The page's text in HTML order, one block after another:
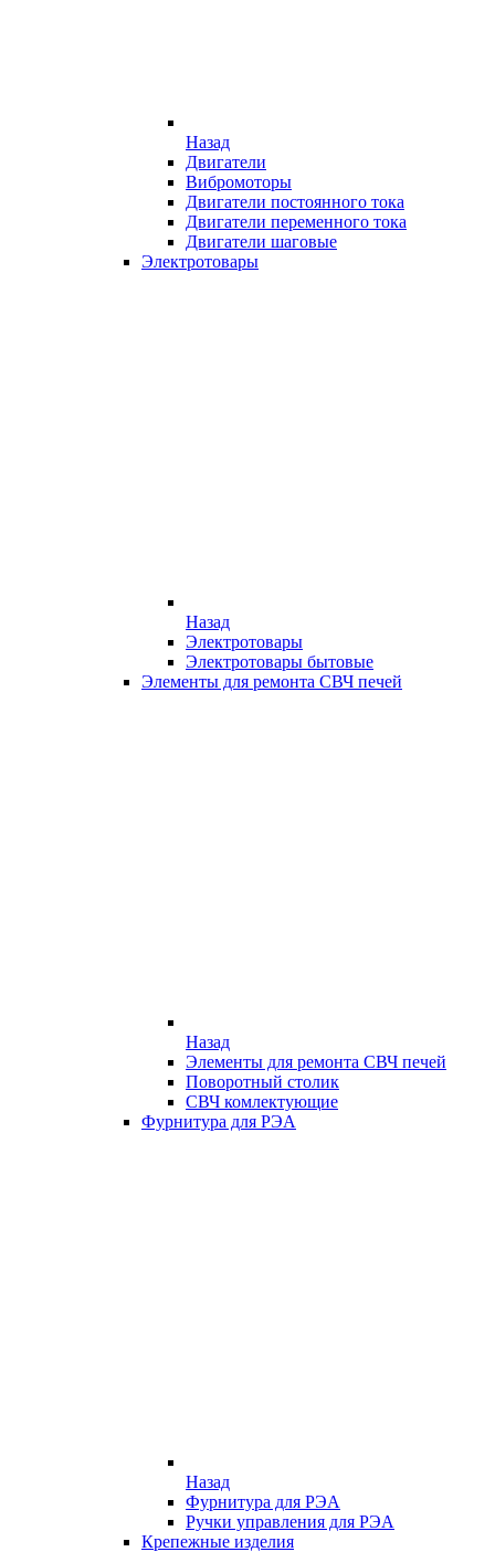
Назад
Двигатели
Вибромоторы
Двигатели постоянного тока
Двигатели переменного тока
Двигатели шаговые
Электротовары
Назад
Электротовары
Электротовары бытовые
Элементы для ремонта СВЧ печей
Назад
Элементы для ремонта СВЧ печей
Поворотный столик
СВЧ комлектующие
Фурнитура для РЭА
Назад
Фурнитура для РЭА
Ручки управления для РЭА
Крепежные изделия